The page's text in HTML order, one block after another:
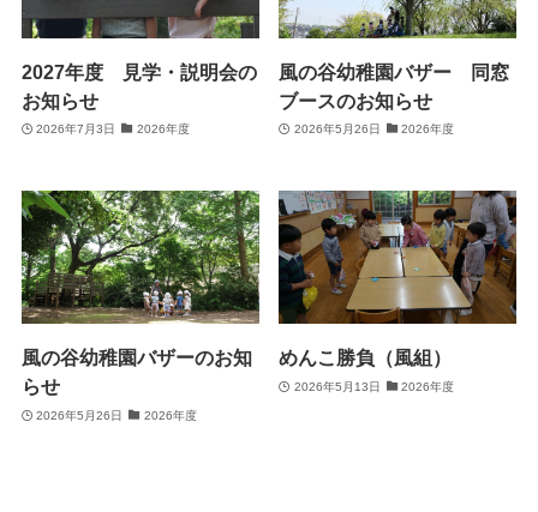
2027年度 見学・説明会の
お知らせ
2026年7月3日 2026年度
風の谷幼稚園バザー 同窓
ブースのお知らせ
2026年5月26日 2026年度
風の谷幼稚園バザーのお知
らせ
2026年5月26日 2026年度
めんこ勝負（風組）
2026年5月13日 2026年度